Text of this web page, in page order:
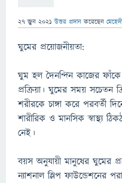
27 জুন 2021 উত্তর প্রদান করেছেন
ঘুমের প্রয়োজনীয়তা:
ঘুম হল দৈনন্দিন কাজের ফাঁকে
প্রক্রিয়া। ঘুমের সময় সচেতন
শরীরকে চাঙ্গা করে পরবর্তী
শারীরিক ও মানসিক স্বাস্থ্য
নেই।
বয়স অনুযায়ী মানুষের ঘুমের
ন্যাশনাল স্লিপ ফাউন্ডেশনের